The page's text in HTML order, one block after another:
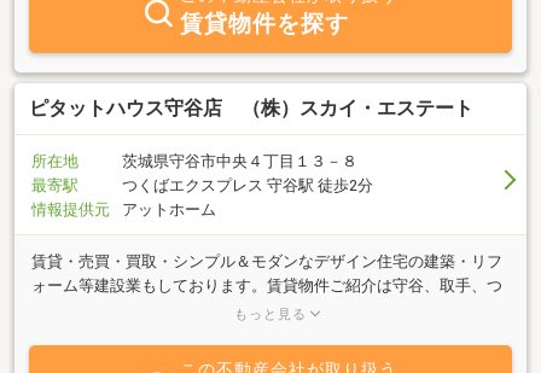
ライフ計画） 子育て卒業後のセカンドライフを住み替えを応援し
ます。家庭菜園、自給自足？４（外国人の住まい探しを応援） 茨
城に住みたい外国人が勤労に全力投球できるようお買得中古住宅を
紹介！５（駐車場増設） 一家に２台３台のカーライフ。格安でカ
ーポートの増設とオシャレなオープン外溝！
賃貸物件を探す
ピタットハウス守谷店 （株）スカイ・エステート
所在地
茨城県守谷市中央４丁目１３－８
最寄駅
つくばエクスプレス 守谷駅 徒歩2分
情報提供元
アットホーム
賃貸・売買・買取・シンプル＆モダンなデザイン住宅の建築・リフ
ォーム等建設業もしております。賃貸物件ご紹介は守谷、取手、つ
くばみらい市が得意エリアです。お部屋探しは是非当店へお越しく
もっと見る